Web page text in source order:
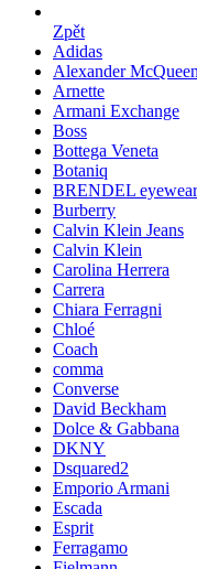
Zpět
Adidas
Alexander McQueen
Arnette
Armani Exchange
Boss
Bottega Veneta
Botaniq
BRENDEL eyewear
Burberry
Calvin Klein Jeans
Calvin Klein
Carolina Herrera
Carrera
Chiara Ferragni
Chloé
Coach
comma
Converse
David Beckham
Dolce & Gabbana
DKNY
Dsquared2
Emporio Armani
Escada
Esprit
Ferragamo